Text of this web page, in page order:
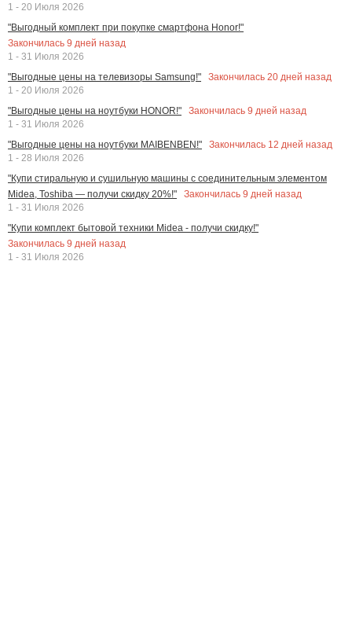
1 - 20 Июля 2026
"Выгодный комплект при покупке смартфона Honor!"
Закончилась 9 дней назад
1 - 31 Июля 2026
"Выгодные цены на телевизоры Samsung!"
Закончилась 20 дней назад
1 - 20 Июля 2026
"Выгодные цены на ноутбуки HONOR!"
Закончилась 9 дней назад
1 - 31 Июля 2026
"Выгодные цены на ноутбуки MAIBENBEN!"
Закончилась 12 дней назад
1 - 28 Июля 2026
"Купи стиральную и сушильную машины с соединительным элементом
Midea, Toshiba — получи скидку 20%!"
Закончилась 9 дней назад
1 - 31 Июля 2026
"Купи комплект бытовой техники Midea - получи скидку!"
Закончилась 9 дней назад
1 - 31 Июля 2026